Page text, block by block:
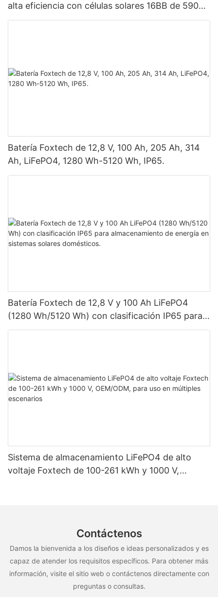
alta eficiencia con células solares 16BB de 590
vatios, 620 vatios, 630 vatios y 650 vatios con
Batería Foxtech de 12,8 V, 100 Ah, 205 Ah, 314
Ah, LiFePO4, 1280 Wh-5120 Wh, IP65.
Batería Foxtech de 12,8 V y 100 Ah LiFePO4
(1280 Wh/5120 Wh) con clasificación IP65 para
almacenamiento de energía en sistemas solares
Sistema de almacenamiento LiFePO4 de alto
voltaje Foxtech de 100-261 kWh y 1000 V,
Contáctenos
Damos la bienvenida a los diseños e ideas personalizados y es
capaz de atender los requisitos específicos. Para obtener más
información, visite el sitio web o contáctenos directamente con
preguntas o consultas.